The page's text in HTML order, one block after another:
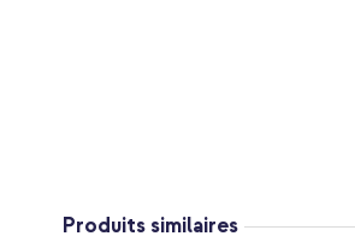
Produits similaires